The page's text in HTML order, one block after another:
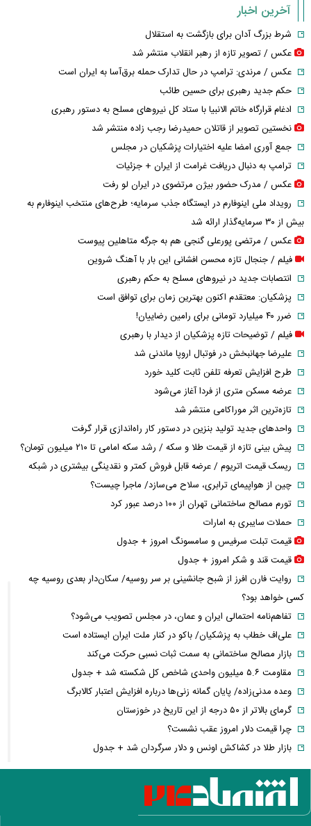
آخرین اخبار
شرط بزرگ آدان برای بازگشت به استقلال
عکس / تصویر تازه از رهبر انقلاب منتشر شد
عکس / مرندی: ترامپ در حال تدارک حمله برق‌آسا به ایران است
حکم جدید رهبری برای حسین طائب
ادغام قرارگاه خاتم الانبیا با ستاد کل نیرو‌های مسلح به دستور رهبری
نخستین تصویر از قاتلان حمیدرضا رجب زاده منتشر شد
جمع آوری امضا علیه اختیارات پزشکیان در مجلس
ترامپ به دنبال دریافت غرامت از ایران + جزئیات
عکس / مدرک حضور بیژن مرتضوی در ایران لو رفت
رویداد ملی اینوفارم در ایستگاه جذب سرمایه؛ طرح‌های منتخب اینوفارم به
بیش از ۳۰ سرمایه‌گذار ارائه شد
عکس / مرتضی پورعلی گنجی هم به جرگه متاهلین پیوست
فیلم / جنجال تازه محسن افشانی این بار با آهنگ شروین
انتصابات جدید در نیرو‌های مسلح به حکم رهبری
پزشکیان: معتقدم اکنون بهترین زمان برای توافق است
ضرر ۴۰ میلیارد تومانی برای رامین رضاییان!
فیلم / توضیحات تازه پزشکیان از دیدار با رهبری
علیرضا جهانبخش در فوتبال اروپا ماندنی شد
طرح افزایش تعرفه تلفن ثابت کلید خورد
عرضه مسکن متری از فردا آغاز می‌شود
تازه‌ترین اثر موراکامی منتشر شد
واحدهای جدید تولید بنزین در دستور کار راه‌اندازی قرار گرفت
پیش بینی تازه از قیمت طلا و سکه / رشد سکه امامی تا ۲۱۰ میلیون تومان؟
ریسک قیمت اتریوم / عرضه قابل فروش کمتر و نقدینگی بیشتری در شبکه
چین از هواپیمای ترابری، سلاح می‌سازد/ ماجرا چیست؟
تورم مصالح ساختمانی تهران از ۱۰۰ درصد عبور کرد
حملات سایبری به امارات
قیمت تبلت سرفیس و سامسونگ امروز + جدول
قیمت قند و شکر امروز + جدول
روایت فارن افرز از شبح جانشینی بر سر روسیه/ سکان‌دار بعدی روسیه چه
کسی خواهد بود؟
تفاهم‌نامه احتمالی ایران و عمان، در مجلس تصویب می‌شود؟
علی‌اف خطاب به پزشکیان/ باکو در کنار ملت ایران ایستاده است
بازار مصالح ساختمانی به سمت ثبات نسبی حرکت می‌کند
مقاومت ۵.۶ میلیون واحدی شاخص کل شکسته شد + جدول
وعده مدنی‌زاده/ پایان گمانه زنی‌ها درباره افزایش اعتبار کالابرگ
گرمای بالاتر از ۵۰ درجه از این تاریخ در خوزستان
چرا قیمت دلار امروز عقب نشست؟
بازار طلا در کشاکش اونس و دلار سرگردان شد + جدول
روستاییان دهک‌های ۶ تا ۱۰ حق بیمه می‌پردازند
رشد خرید اعتباری در ایران؛ وقتی تورم، خرید قسطی ناگزیر می‌کند
رئیس سازمان تعزیرات: پرونده‌های گران‌فروشی دارو افزایش یافت